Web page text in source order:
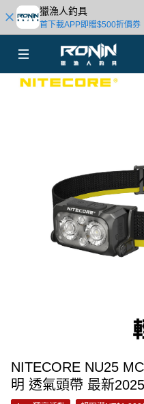
獵漁人釣具
首下載APP即贈$500折價券
NITECORE NU25